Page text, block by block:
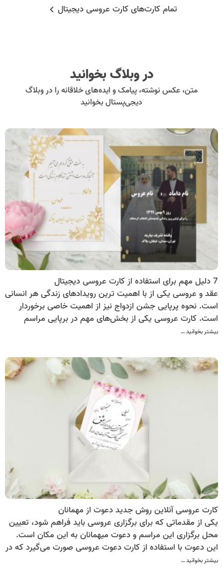
تمام کارت‌های کارت عروسی دیجیتال
در وبلاگ بخوانید
متن، عکس نوشته، پیامک و ایده‌های خلاقانه را در وبلاگ
دیجی‌پستال بخوانید
7 دلیل مهم برای استفاده از کارت عروسی دیجیتال
عقد و عروسی یکی از با اهمیت ترین رویدادهای زندگی هر انسانی
است. نحوه پرپایی جشن ازدواج نیز از اهمیت خاصی برخوردار
است. کارت عروسی یکی از بخش‌های مهم در برپایی مراسم
بیشتر بخوانید …
کارت عروسی آنلاین روش جدید دعوت از مهمانان
یکی از مقدماتی که برای برگزاری عروسی باید فراهم شود، تعیین
محل برگزاری این مراسم و دعوت میهمانان به این مکان است.
این دعوت با استفاده از کارت دعوت عروسی صورت می‌گیرد که در
آن زمان، مکان، نحوه برگزاری مراسم و افراد دعوت شده نوشته
بیشتر بخوانید …